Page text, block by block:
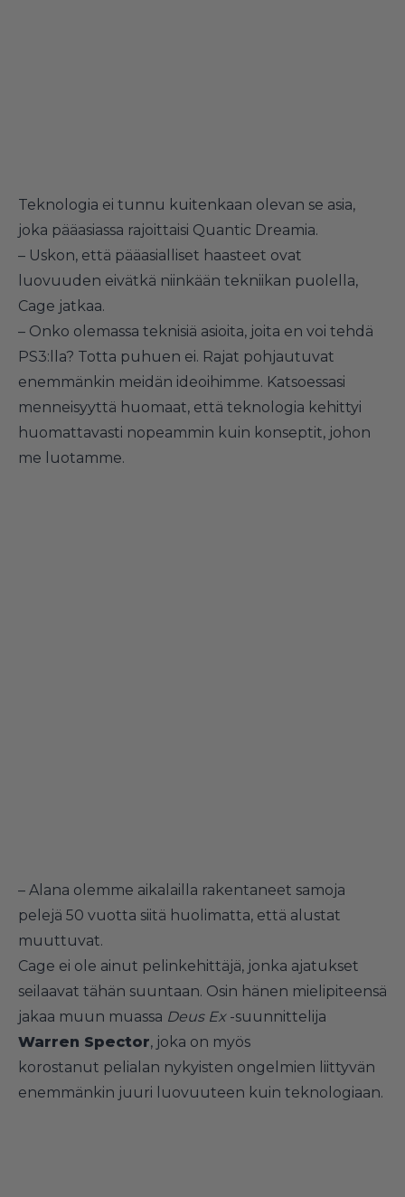
Teknologia ei tunnu kuitenkaan olevan se asia,
joka pääasiassa rajoittaisi Quantic Dreamia.
– Uskon, että pääasialliset haasteet ovat
luovuuden eivätkä niinkään tekniikan puolella,
Cage jatkaa.
– Onko olemassa teknisiä asioita, joita en voi tehdä
PS3:lla? Totta puhuen ei. Rajat pohjautuvat
enemmänkin meidän ideoihimme. Katsoessasi
menneisyyttä huomaat, että teknologia kehittyi
huomattavasti nopeammin kuin konseptit, johon
me luotamme.
– Alana olemme aikalailla rakentaneet samoja
pelejä 50 vuotta siitä huolimatta, että alustat
muuttuvat.
Cage ei ole ainut pelinkehittäjä, jonka ajatukset
seilaavat tähän suuntaan. Osin hänen mielipiteensä
jakaa muun muassa Deus Ex-suunnittelija
Warren Spector, joka on myös
korostanut pelialan nykyisten ongelmien liittyvän
enemmänkin juuri luovuuteen kuin teknologiaan.